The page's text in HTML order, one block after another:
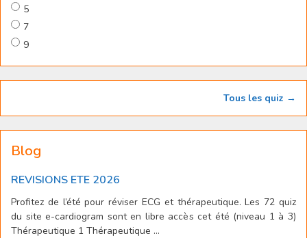
5
7
9
Tous les quiz →
Blog
REVISIONS ETE 2026
Profitez de l’été pour réviser ECG et thérapeutique. Les 72 quiz
du site e-cardiogram sont en libre accès cet été (niveau 1 à 3)
Thérapeutique 1 Thérapeutique ...